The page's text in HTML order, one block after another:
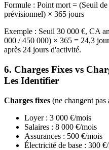
Formule : Point mort = (Seuil
prévisionnel) × 365 jours
Exemple : Seuil 30 000 €, CA
000 / 450 000) × 365 = 24,3
après 24 jours d'activité.
6. Charges Fixes vs
Les Identifier
Charges fixes (ne changent
Loyer : 3 000 €/mois
Salaires : 8 000 €/mois
Assurances : 500 €/mois
Électricité de base : 300